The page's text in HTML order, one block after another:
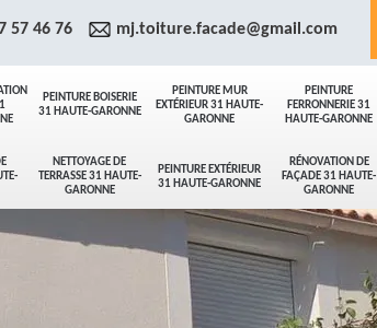
PEINTURE BOISERIE
31 HAUTE-GARONNE
PEINTURE MUR
EXTÉRIEUR 31 HAUTE-
GARONNE
PEINTURE
FERRONNERIE 31
HAUTE-GARONNE
NETTOYAGE DE
TERRASSE 31 HAUTE-
GARONNE
PEINTURE EXTÉRIEUR
31 HAUTE-GARONNE
RÉNOVATION DE
FAÇADE 31 HAUTE-
GARONNE
57 46 76 mj.toiture.facade@gmail.com